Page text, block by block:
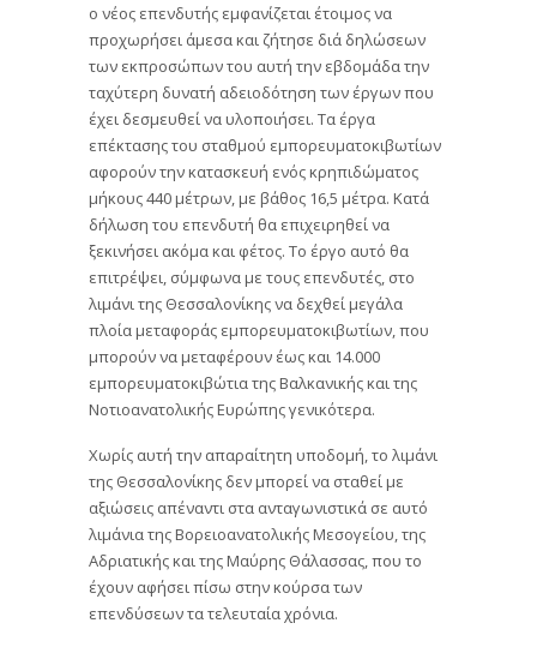
ο νέος επενδυτής εμφανίζεται έτοιμος να
προχωρήσει άμεσα και ζήτησε διά δηλώσεων
των εκπροσώπων του αυτή την εβδομάδα την
ταχύτερη δυνατή αδειοδότηση των έργων που
έχει δεσμευθεί να υλοποιήσει. Τα έργα
επέκτασης του σταθμού εμπορευματοκιβωτίων
αφορούν την κατασκευή ενός κρηπιδώματος
μήκους 440 μέτρων, με βάθος 16,5 μέτρα. Κατά
δήλωση του επενδυτή θα επιχειρηθεί να
ξεκινήσει ακόμα και φέτος. Το έργο αυτό θα
επιτρέψει, σύμφωνα με τους επενδυτές, στο
λιμάνι της Θεσσαλονίκης να δεχθεί μεγάλα
πλοία μεταφοράς εμπορευματοκιβωτίων, που
μπορούν να μεταφέρουν έως και 14.000
εμπορευματοκιβώτια της Βαλκανικής και της
Νοτιοανατολικής Ευρώπης γενικότερα.
Χωρίς αυτή την απαραίτητη υποδομή, το λιμάνι
της Θεσσαλονίκης δεν μπορεί να σταθεί με
αξιώσεις απέναντι στα ανταγωνιστικά σε αυτό
λιμάνια της Βορειοανατολικής Μεσογείου, της
Αδριατικής και της Μαύρης Θάλασσας, που το
έχουν αφήσει πίσω στην κούρσα των
επενδύσεων τα τελευταία χρόνια.